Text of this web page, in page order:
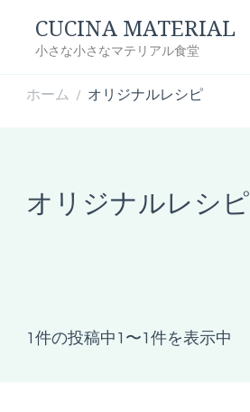
CUCINA MATERIAL
小さな小さなマテリアル食堂
ホーム / オリジナルレシピ
オリジナルレシピ
1件の投稿中1〜1件を表示中